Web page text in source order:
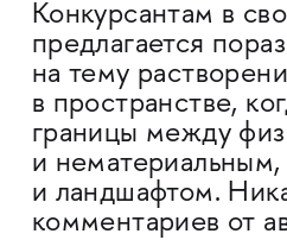
Конкурсантам в
предлагается
на тему
в пространстве,
границы между
и
и ландшафтом.
комментариев от